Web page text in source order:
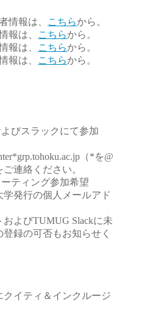
情報は、 こちらから。
報は、
こちらから。
報は、
こちらから。
報は、
こちらから。
びスラックにて参加
（*を@
連絡ください。
ティング参加希望
発行の個人メールアド
よびTUMUG Slackに未
録の可否もお知らせく
イティ＆インクルージ